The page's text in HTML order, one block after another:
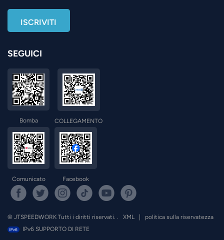
SEGUICI
Bomba COLLEGAMENTO
Comunicato Facebook
© JTSPEEDWORK Tutti i diritti riservati. . XML
politica sulla riservatezza
IPv6 SUPPORTO DI RETE